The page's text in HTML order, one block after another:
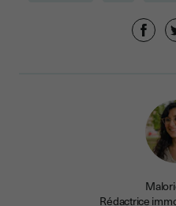
Rédactrice